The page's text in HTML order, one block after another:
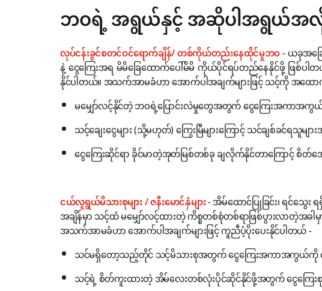
ဘဝရဲ့ အရွယ်နှင့် အဆိုပါအရွယ်အလို
လုပ်ငန်းခွင်စတင်ဝင်ရောက်ချိန်/ တစ်ကိုယ်တည်းနေထိုင်မှုဘဝ- ယခုအခ
နဲ့ ငွေကြေးအရ မိမိခြေထောက်ပေါ်မိမိ ကိုယ်ပိုင်ရပ်တည်နေနိုင်ဖို့ ဖြစ်
နိုင်ပါတယ်။ အသက်အာမခံဟာ အောက်ပါအချက်များဖြင့် သင့်ကို အထ
မမျှော်လင့်နိုင်တဲ့ ဘဝရဲ့ပြောင်းလဲမှုတွေအတွက် ငွေကြေးအကာအကွ
သင့်ချေးငွေများ (သို့မဟုတ်) ကြွေးမြီများကြောင့် သင်ချစ်ခင်ရသူမ
ငွေကြေးဆိုင်ရာ ခိုင်မာတဲ့အုတ်မြစ်တစ်ခု ချလိုက်နိုင်တာကြောင့် စိတ်အေ
ငယ်လူရွယ်မိသားစုများ / ဇနီးမောင်နှံများ- အိမ်ထောင်ပြုခြင်း၊ ရင်သွေ
အချိန်မှာ သင့်ထံ မမျှော်လင့်ထားတဲ့ ကိစ္စတစ်စုံတစ်ရာဖြစ်ပွားလာတဲ့အ
အသက်အာမခံဟာ အောက်ပါအချက်များဖြင့် ကူညီပံ့ပိုးပေးနိုင်ပါတယ် -
သင်မရှိတော့သည့်တိုင် သင့်မိသားစုအတွက် ငွေကြေးအကာအကွယ်ကို ထ
သင့်ရဲ့ စိတ်ကူးထားတဲ့ အိမ်လေးတစ်လုံးပိုင်ဆိုင်နိုင်ဖို့အတွက် ငွေကြေးစု